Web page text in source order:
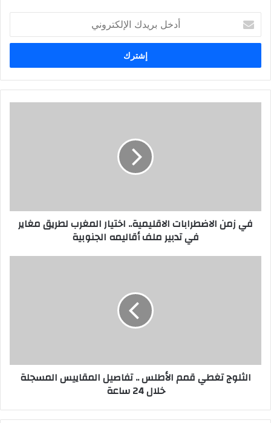
خ
ب
ر
في زمن الاضطرابات الاقليمية.. اختيار المغرب لطريق مغاير
في تدبير ملف أقاليمه الجنوبية
الثلوج تغطي قمم الأطلس .. تفاصيل المقاييس المسجلة
خلال 24 ساعة